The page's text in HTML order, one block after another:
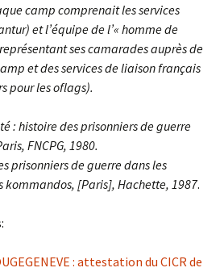
camp comprenait les services
et l’équipe de l’« homme de
ses camarades auprès de
et des services de liaison français
pour les oflags).
: histoire des prisonniers de guerre
FNCPG, 1980.
prisonniers de guerre dans les
kommandos, [Paris], Hachette, 1987.
: attestation du CICR de